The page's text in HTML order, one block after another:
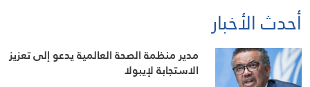
أحدث الأخبار
مدير منظمة الصحة العالمية يدعو إلى تعزيز
الاستجابة لإيبولا